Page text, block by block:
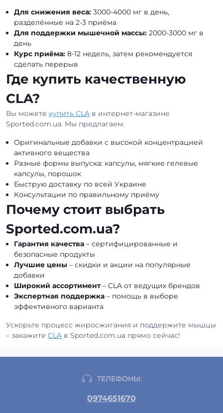
Для снижения веса: 3000-4000 мг в день,
разделённые на 2-3 приёма
Для поддержки мышечной массы: 2000-3000 мг в
день
Курс приёма: 8-12 недель, затем рекомендуется
сделать перерыв
Где купить качественную
CLA?
Вы можете купить CLA в интернет-магазине
Sported.com.ua. Мы предлагаем:
Оригинальные добавки с высокой концентрацией
активного вещества
Разные формы выпуска: капсулы, мягкие гелевые
капсулы, порошок
Быструю доставку по всей Украине
Консультации по правильному приёму
Почему стоит выбрать
Sported.com.ua?
Гарантия качества – сертифицированные и
безопасные продукты
Лучшие цены – скидки и акции на популярные
добавки
Широкий ассортимент– CLA от ведущих брендов
Экспертная поддержка – помощь в выборе
эффективного варианта
Ускорьте процесс жиросжигания и поддержите мышцы
– закажите CLA в Sported.com.ua прямо сейчас!
ТЕЛЕФОНЫ:
0974651670